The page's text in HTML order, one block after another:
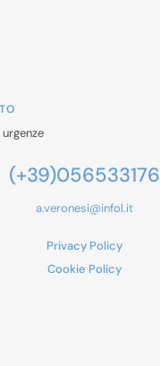
(+39)056533176
a.veronesi@infol.it
Privacy Policy
Cookie Policy